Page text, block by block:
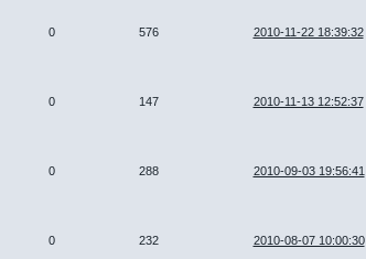
0 576 2010-11-22 18:39:32
0
147 2010-11-13 12:52:37
0
288 2010-09-03 19:56:41
0
232 2010-08-07 10:00:30